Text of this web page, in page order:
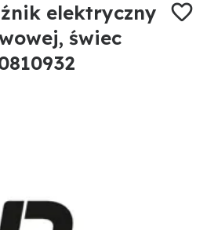
elektryczny
świec